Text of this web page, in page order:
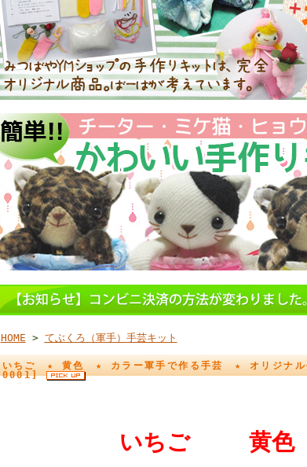
HOME > てぶくろ（軍手）手芸キット
いちご ★ 黄色 ★ カラー軍手で作る手芸 ★ オリジナ
0001]
いちご 黄色